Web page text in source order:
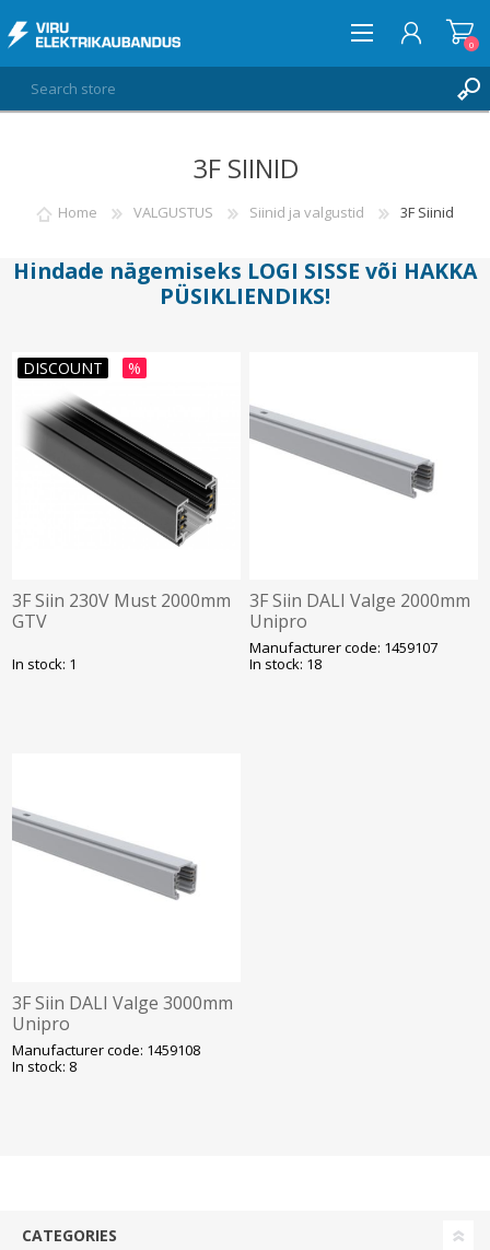
WISHLIST
0
0
3F SIINID
Home VALGUSTUS Siinid ja valgustid 3F Siinid
Hindade nägemiseks LOGI SISSE või HAKKA
PÜSIKLIENDIKS!
DISCOUNT %
3F Siin 230V Must 2000mm
GTV
In stock: 1
3F Siin DALI Valge 2000mm
Unipro
Manufacturer code: 1459107
In stock: 18
3F Siin DALI Valge 3000mm
Unipro
Manufacturer code: 1459108
In stock: 8
CATEGORIES